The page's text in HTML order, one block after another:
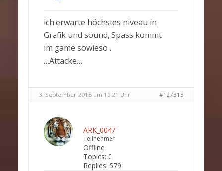
ich erwarte höchstes niveau in
Grafik und sound, Spass kommt
im game sowieso .
…Attacke…
3. September 2018 um 19:21 Uhr #127315
ARK_0047
Teilnehmer
Offline
Topics: 0
Replies: 579